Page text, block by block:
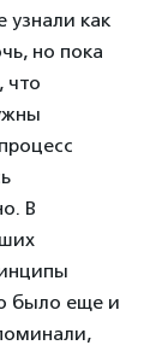
как
но пока
что
В
было еще и